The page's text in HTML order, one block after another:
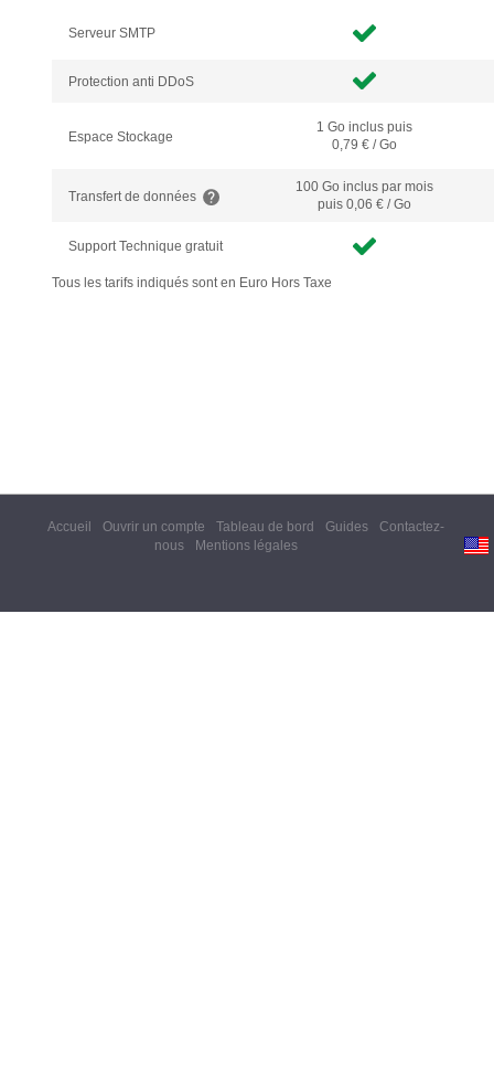
Serveur SMTP
Protection anti DDoS
Espace Stockage
1 Go inclus puis
0,79 € / Go
Transfert de données
100 Go incluspar mois
puis 0,06 € / Go
Support Technique gratuit
Tous les tarifs indiqués sont en Euro Hors Taxe
Accueil Ouvrir un compte Tableau de bord Guides
Contactez-
nous
Mentions légales